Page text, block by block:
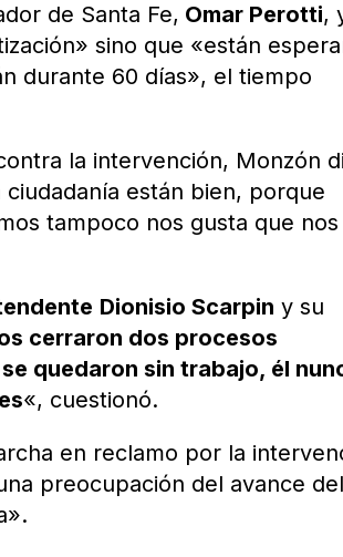
de Santa Fe, Omar Perotti,
sino que «están
durante 60 días», el tiempo
la intervención, Monzón
están bien, porque
tampoco nos gusta que nos
Dionisio Scarpin y su
cerraron dos procesos
quedaron sin trabajo, él
«, cuestionó.
en reclamo por la
preocupación del avance del